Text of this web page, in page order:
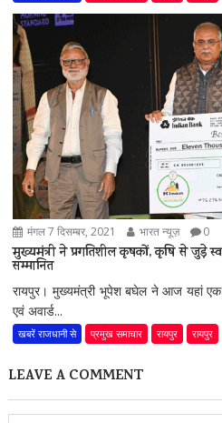
मंगल 7 दिसम्बर, 2021 भारत न्यूज़ 0
मुख्यमंत्री ने प्रगतिशील कृषकों, कृषि से जुड़े
सम्मानित
रायपुर। मुख्यमंत्री भूपेश बघेल ने आज यहां एक
एवं अवार्ड...
खबरें राजधानी से प्रमुख समाचार रायपुर रायपुर
LEAVE A COMMENT